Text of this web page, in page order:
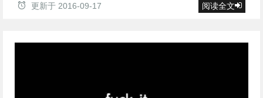
更新于 2016-09-17 阅读全文